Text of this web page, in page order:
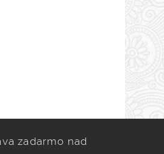
zadarmo nad